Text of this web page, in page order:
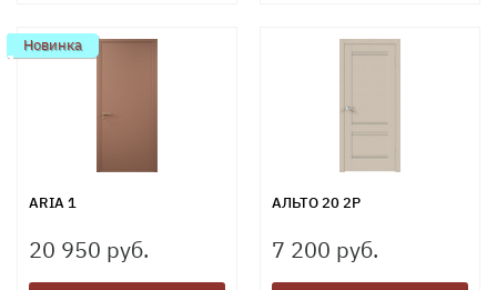
Новинка
ARIA 1
20 950 руб.
АЛЬТО 20 2P
7 200 руб.